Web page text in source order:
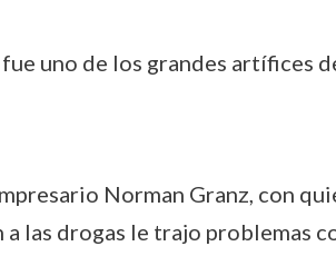
uno de los grandes artífices
Norman Granz, con
las drogas le trajo problemas